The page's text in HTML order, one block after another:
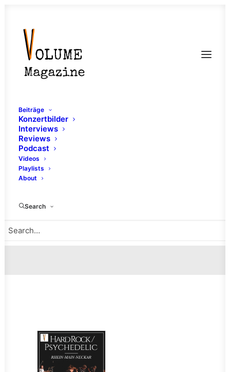
Beiträge
Konzertbilder
Interviews
Reviews
Podcast
Videos
Playlists
About
Search